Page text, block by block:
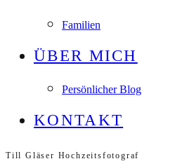
Familien
ÜBER MICH
Persönlicher Blog
KONTAKT
Till Gläser Hochzeitsfotograf